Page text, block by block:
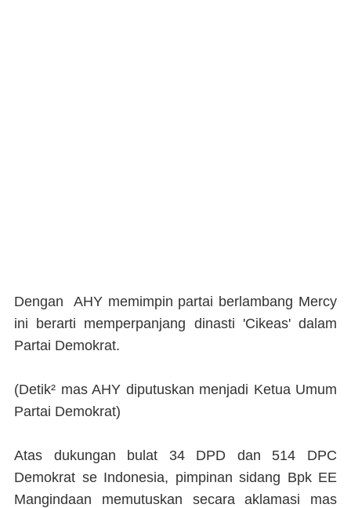
Dengan AHY memimpin partai berlambang Mercy
ini berarti memperpanjang dinasti 'Cikeas' dalam
Partai Demokrat.
(Detik² mas AHY diputuskan menjadi Ketua Umum
Partai Demokrat)
Atas dukungan bulat 34 DPD dan 514 DPC
Demokrat se Indonesia, pimpinan sidang Bpk EE
Mangindaan memutuskan secara aklamasi mas